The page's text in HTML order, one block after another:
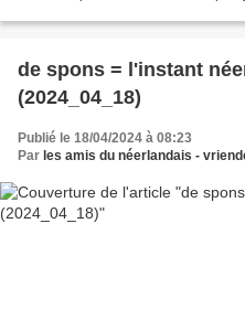
de spons = l'instant
(2024_04_18)
Publié le 18/04/2024 à 08:23
Par les amis du néerlandais -